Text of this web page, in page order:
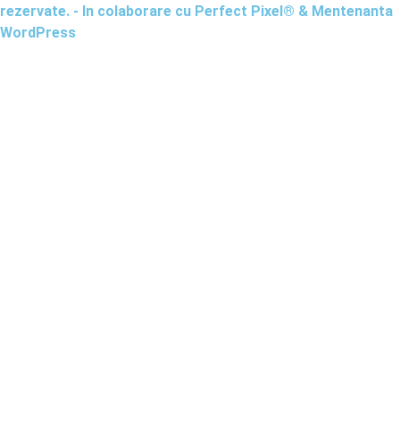
rezervate. - In colaborare cu Perfect Pixel® & Mentenanta
WordPress